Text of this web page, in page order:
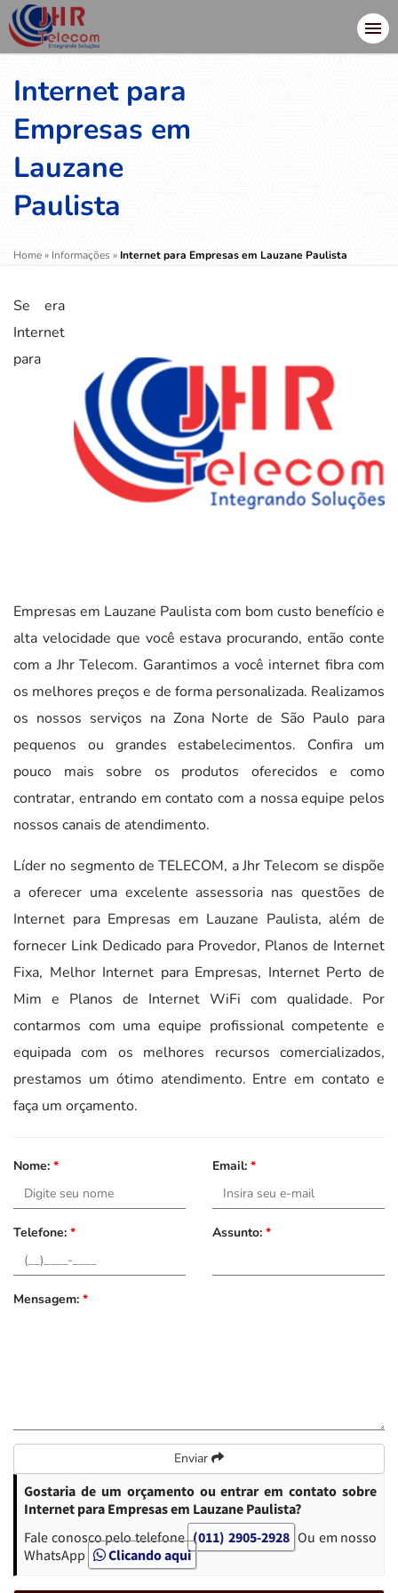
Internet para
Empresas em
Lauzane
Paulista
Home» Informações» Internet para Empresas em Lauzane Paulista
Se era
Internet
para
Empresas em Lauzane Paulista com bom custo benefício e
alta velocidade que você estava procurando, então conte
com a Jhr Telecom. Garantimos a você internet fibra com
os melhores preços e de forma personalizada. Realizamos
os nossos serviços na Zona Norte de São Paulo para
pequenos ou grandes estabelecimentos. Confira um
pouco mais sobre os produtos oferecidos e como
contratar, entrando em contato com a nossa equipe pelos
nossos canais de atendimento.
Líder no segmento de TELECOM, a Jhr Telecom se dispõe
a oferecer uma excelente assessoria nas questões de
Internet para Empresas em Lauzane Paulista, além de
fornecer Link Dedicado para Provedor, Planos de Internet
Fixa, Melhor Internet para Empresas, Internet Perto de
Mim e Planos de Internet WiFi com qualidade. Por
contarmos com uma equipe profissional competente e
equipada com os melhores recursos comercializados,
prestamos um ótimo atendimento. Entre em contato e
faça um orçamento.
Nome: * Email: *
Telefone: * Assunto: *
Mensagem: *
Enviar
Gostaria de um orçamento ou entrar em contato sobre
Internet para Empresas em Lauzane Paulista?
Fale conosco pelo telefone (011) 2905-2928 Ou em nosso
WhatsApp
Clicando aqui